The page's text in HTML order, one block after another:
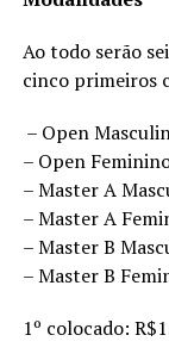
Ao todo serão
cinco primeiros
– Open
– Open
– Master A
– Master A
– Master B
– Master B
1º colocado: